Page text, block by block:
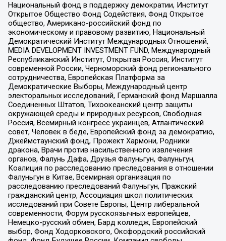
Национальный фонд в поддержку демократии, Институт
Открытое Общество Фонд Содействия, Фонд Открытое
общество, Американо-российский фонд по
экономическому и правовому развитию, Национальный
Демократический Институт Международных Отношений,
MEDIA DEVELOPMENT INVESTMENT FUND, Международный
Республиканский Институт, Открытая Россия, Институт
современной России, Черноморский фонд регионального
сотрудничества, Европейская Платформа за
Демократические Выборы, Международный центр
электоральных исследований, Германский фонд Маршалла
Соединенных Штатов, Тихоокеанский центр защиты
окружающей среды и природных ресурсов, Свободная
Россия, Всемирный конгресс украинцев, Атлантический
совет, Человек в беде, Европейский фонд за демократию,
Джеймстаунский фонд, Прожект Хармони, Родники
дракона, Врачи против насильственного извлечения
органов, Фалунь Дафа, Друзья Фалуньгун, Фалуньгун,
Коалиция по расследованию преследования в отношении
Фалуньгун в Китае, Всемирная организация по
расследованию преследований Фалуньгун, Пражский
гражданский центр, Ассоциация школ политических
исследований при Совете Европы, Центр либеральной
современности, Форум русскоязычных европейцев,
Немецко-русский обмен, Бард колледж, Европейский
выбор, Фонд Ходорковского, Оксфордский российский